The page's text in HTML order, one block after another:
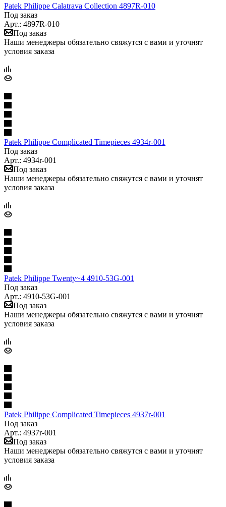
Patek Philippe Calatrava Collection 4897R-010
Под заказ
Арт.: 4897R-010
Под заказ
Наши менеджеры обязательно свяжутся с вами и уточнят
условия заказа
Patek Philippe Complicated Timepieces 4934r-001
Под заказ
Арт.: 4934r-001
Под заказ
Наши менеджеры обязательно свяжутся с вами и уточнят
условия заказа
Patek Philippe Twenty~4 4910-53G-001
Под заказ
Арт.: 4910-53G-001
Под заказ
Наши менеджеры обязательно свяжутся с вами и уточнят
условия заказа
Patek Philippe Complicated Timepieces 4937r-001
Под заказ
Арт.: 4937r-001
Под заказ
Наши менеджеры обязательно свяжутся с вами и уточнят
условия заказа